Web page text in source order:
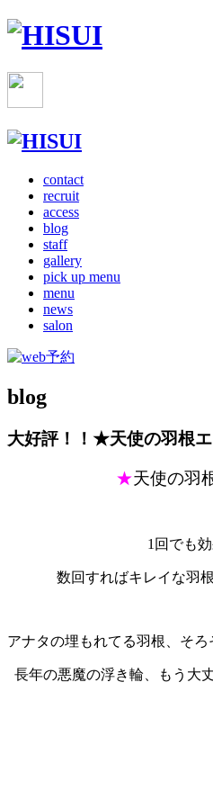
contact
recruit
access
blog
staff
gallery
pick up menu
menu
news
salon
blog
大好評！！★天使の羽根
★天使の羽
1回でも効
数回すればキレイな羽
アナタの埋もれてる羽根、そ
長年の悪魔の浮き輪、もう大